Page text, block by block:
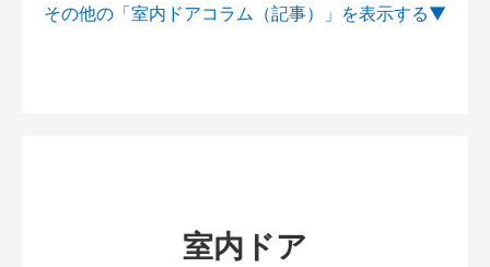
その他の「室内ドアコラム（記事）」を
室内ドア